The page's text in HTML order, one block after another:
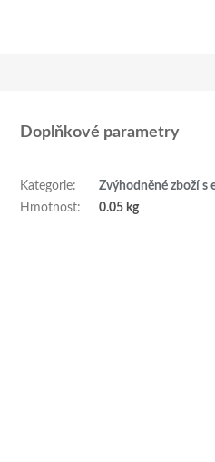
Doplňkové parametry
Kategorie:
Zvýhodněné zboží s
Hmotnost: 0.05 kg